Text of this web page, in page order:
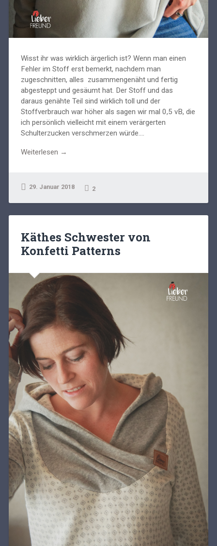
Wisst ihr was wirklich ärgerlich ist? Wenn man einen
Fehler im Stoff erst bemerkt, nachdem man
zugeschnitten, alles zusammengenäht und fertig
abgesteppt und gesäumt hat. Der Stoff und das
daraus genähte Teil sind wirklich toll und der
Stoffverbrauch war höher als sagen wir mal 0,5 vB, die
ich persönlich vielleicht mit einem verärgerten
Schulterzucken verschmerzen würde....
Weiterlesen →
29. Januar 2018 2
Käthes Schwester von
Konfetti Patterns